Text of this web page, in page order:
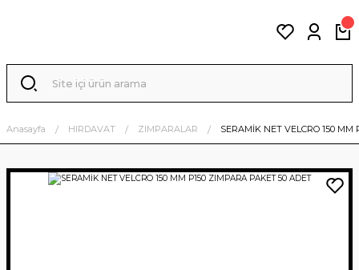
Anasayfa HIRDAVAT ZIMPARALAR SERAMİK NET VELCRO 150